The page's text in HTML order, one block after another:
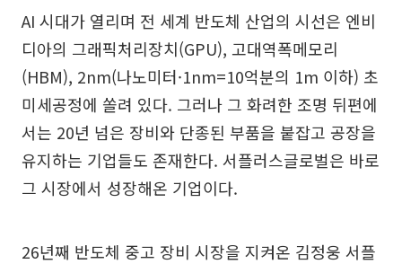
AI 시대가 열리며 전 세계 반도체 산업의 시선은 엔비
디아의 그래픽처리장치(GPU), 고대역폭메모리
(HBM), 2nm(나노미터·1nm=10억분의 1m 이하) 초
미세공정에 쏠려 있다. 그러나 그 화려한 조명 뒤편에
서는 20년 넘은 장비와 단종된 부품을 붙잡고 공장을
유지하는 기업들도 존재한다. 서플러스글로벌은 바로
그 시장에서 성장해온 기업이다.
26년째 반도체 중고 장비 시장을 지켜온 김정웅 서플